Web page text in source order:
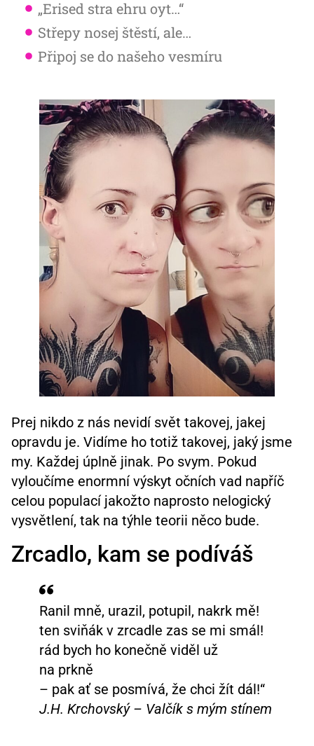
Prej nikdo z nás nevidí svět takovej, jakej
opravdu je. Vidíme ho totiž takovej, jaký jsme
my. Každej úplně jinak. Po svym. Pokud
vyloučíme enormní výskyt očních vad napříč
celou populací jakožto naprosto nelogický
vysvětlení, tak na týhle teorii něco bude.
Zrcadlo, kam se podíváš
Ranil mně, urazil, potupil, nakrk mě!
ten sviňák v zrcadle zas se mi smál!
rád bych ho konečně viděl už
na prkně
– pak ať se posmívá, že chci žít dál!“
J.H. Krchovský – Valčík s mým stínem
„Erised stra ehru oyt…“
Střepy nosej štěstí, ale…
Připoj se do našeho vesmíru